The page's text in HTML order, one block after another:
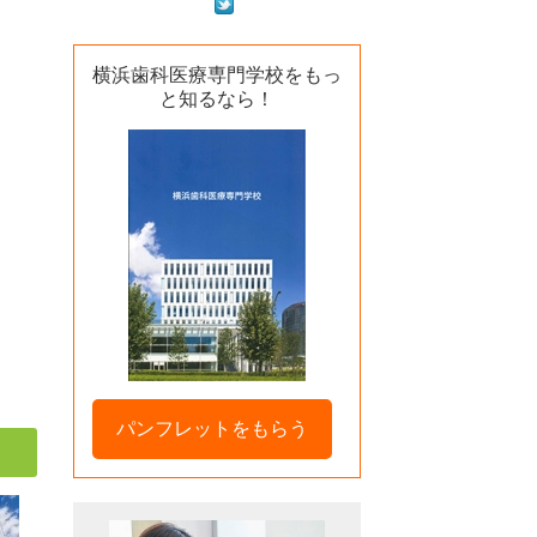
横浜歯科医療専門学校をもっ
と知るなら！
パンフレットをもらう